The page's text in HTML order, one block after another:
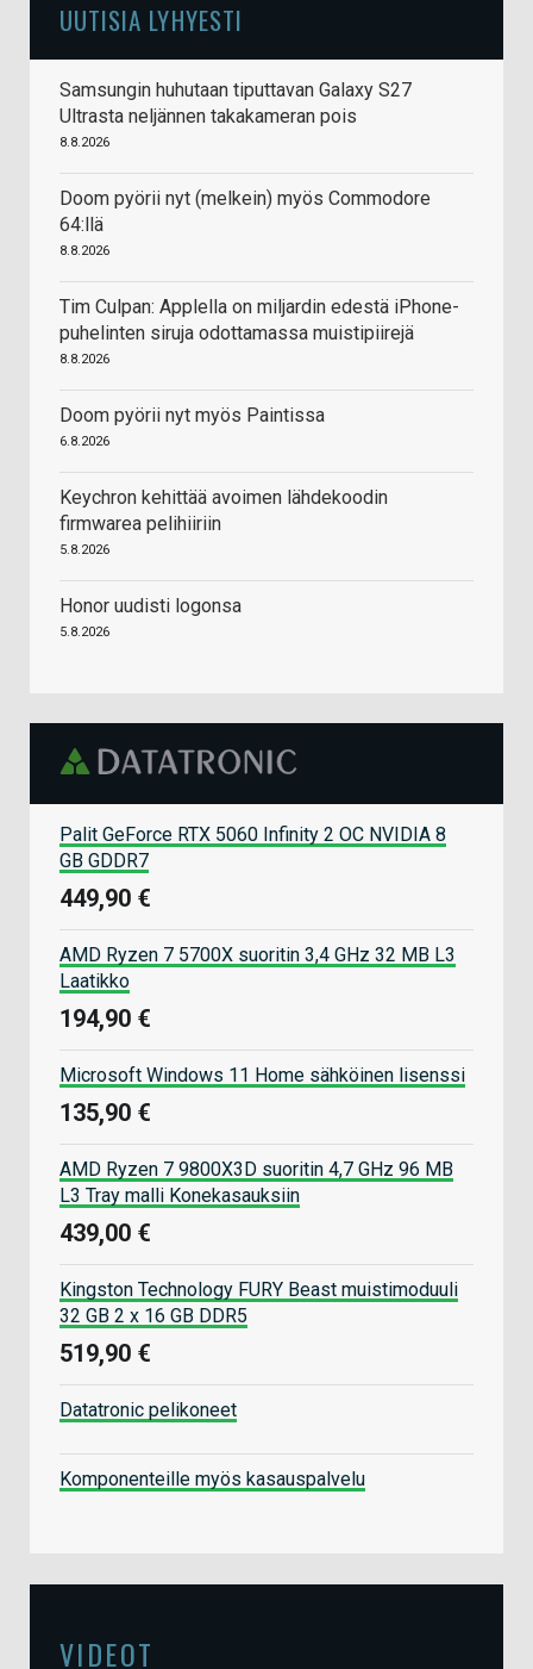
UUTISIA LYHYESTI
Samsungin huhutaan tiputtavan Galaxy S27
Ultrasta neljännen takakameran pois
8.8.2026
Doom pyörii nyt (melkein) myös Commodore
64:llä
8.8.2026
Tim Culpan: Applella on miljardin edestä iPhone-
puhelinten siruja odottamassa muistipiirejä
8.8.2026
Doom pyörii nyt myös Paintissa
6.8.2026
Keychron kehittää avoimen lähdekoodin
firmwarea pelihiiriin
5.8.2026
Honor uudisti logonsa
5.8.2026
Palit GeForce RTX 5060 Infinity 2 OC NVIDIA 8
GB GDDR7
449,90 €
AMD Ryzen 7 5700X suoritin 3,4 GHz 32 MB L3
Laatikko
194,90 €
Microsoft Windows 11 Home sähköinen lisenssi
135,90 €
AMD Ryzen 7 9800X3D suoritin 4,7 GHz 96 MB
L3 Tray malli Konekasauksiin
439,00 €
Kingston Technology FURY Beast muistimoduuli
32 GB 2 x 16 GB DDR5
519,90 €
Datatronic pelikoneet
Komponenteille myös kasauspalvelu
VIDEOT